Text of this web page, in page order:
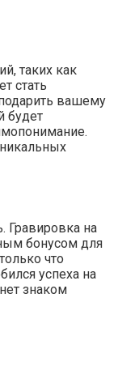
таких как
стать
вашему
будет
Гравировка на
бонусом для
что
успеха на
знаком